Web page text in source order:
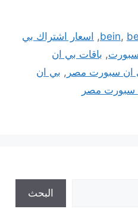
bein,
, اسعار اشتراك بي
سبورت, باقات بي ان
ان سبورت مصر , بي ان
سبورت مصر
البحث